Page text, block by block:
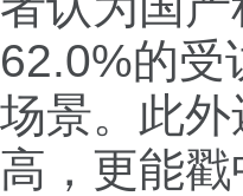
62.0%的受
场景。此
高，更能